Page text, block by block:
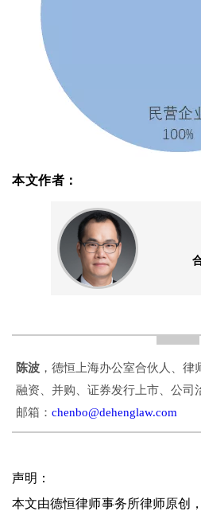
本文作者：
陈波 ，德恒上海办公室合伙人、
融资、并购、证券发行上市、公司
邮箱： chenbo@dehenglaw.com
声明：
本文由德恒律师事务所律师原创